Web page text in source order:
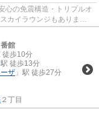
心の免震構造・トリプルオ
カイラウンジもありま
館
徒歩10分
駅 徒歩13分
ザ 」駅 徒歩27分
２丁目